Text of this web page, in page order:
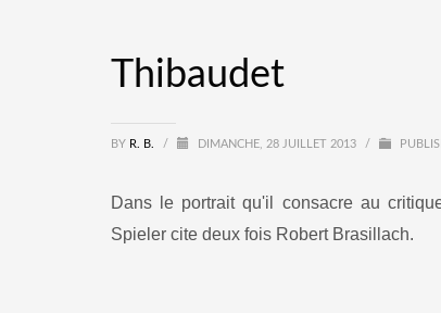
Thibaudet
BY R. B. / DIMANCHE, 28 JUILLET 2013 /
Dans le portrait qu'il consacre au
Spieler cite deux fois Robert Brasillach.